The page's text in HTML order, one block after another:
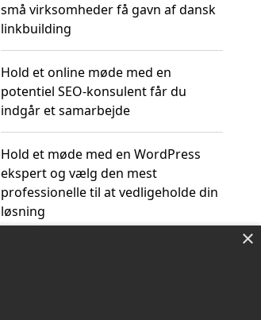
små virksomheder få gavn af dansk
linkbuilding
Hold et online møde med en
potentiel SEO-konsulent får du
indgår et samarbejde
Hold et møde med en WordPress
ekspert og vælg den mest
professionelle til at vedligeholde din
løsning
×